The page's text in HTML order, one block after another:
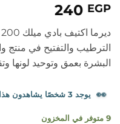
240 EGP
الترطيب والتفتيح في
البشرة بعمق وتوحيد لونها
👀 يوجد 3 شخصًا يشاهدون هذا المنتج الآن.
9 متوفر في المخزون